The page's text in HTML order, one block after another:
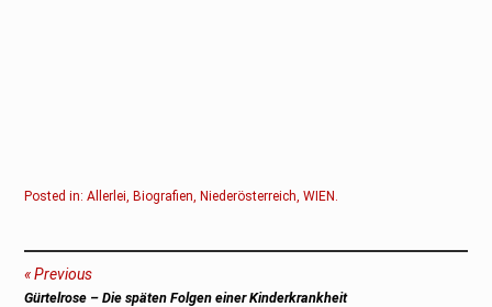
Posted in:Allerlei ,Biografien ,Niederösterreich ,WIEN
Beitragsnavigation
Previous
Previous
Gürtelrose – Die späten Folgen einer Kinderkrankheit